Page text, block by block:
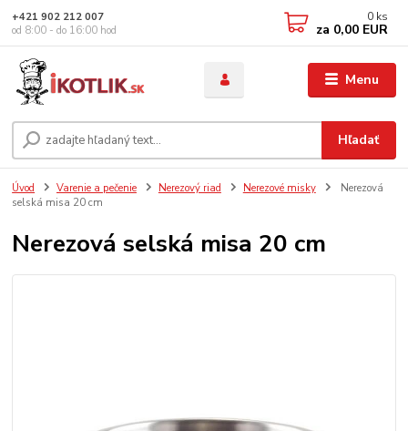
Menu
Hľadať
+421 902 212 007
od 8:00 - do 16:00 hod
0 ks
za 0,00 EUR
Úvod Varenie a pečenie Nerezový riad Nerezové misky
Nerezová
selská misa 20 cm
Nerezová selská misa 20 cm